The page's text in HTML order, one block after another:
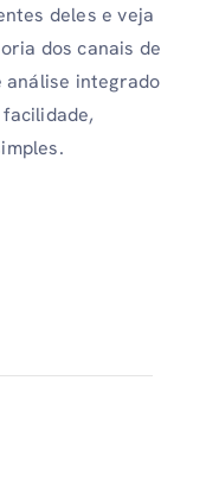
deles e veja
dos canais de
análise integrado